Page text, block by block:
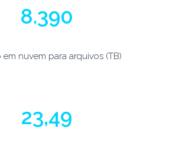
10.000
em nuvem para arquivos (TB)
28